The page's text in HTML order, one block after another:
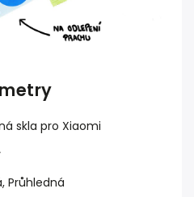
skla pro Xiaomi
Průhledná